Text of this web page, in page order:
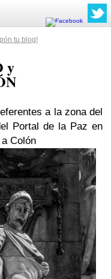
tu blog!
y
a la zona del
Portal de la Paz en
Colón